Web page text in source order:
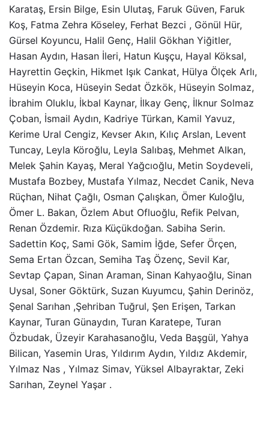
Karataş, Ersin Bilge, Esin Ulutaş, Faruk Güven, Faruk
Koş, Fatma Zehra Köseley, Ferhat Bezci , Gönül Hür,
Gürsel Koyuncu, Halil Genç, Halil Gökhan Yiğitler,
Hasan Aydın, Hasan İleri, Hatun Kuşçu, Hayal Köksal,
Hayrettin Geçkin, Hikmet Işık Cankat, Hülya Ölçek Arlı,
Hüseyin Koca, Hüseyin Sedat Özkök, Hüseyin Solmaz,
İbrahim Oluklu, İkbal Kaynar, İlkay Genç, İlknur Solmaz
Çoban, İsmail Aydın, Kadriye Türkan, Kamil Yavuz,
Kerime Ural Cengiz, Kevser Akın, Kılıç Arslan, Levent
Tuncay, Leyla Köroğlu, Leyla Salıbaş, Mehmet Alkan,
Melek Şahin Kayaş, Meral Yağcıoğlu, Metin Soydeveli,
Mustafa Bozbey, Mustafa Yılmaz, Necdet Canik, Neva
Rüçhan, Nihat Çağlı, Osman Çalışkan, Ömer Kuloğlu,
Ömer L. Bakan, Özlem Abut Ofluoğlu, Refik Pelvan,
Renan Özdemir. Rıza Küçükdoğan. Sabiha Serin.
Sadettin Koç, Sami Gök, Samim İğde, Sefer Örçen,
Sema Ertan Özcan, Semiha Taş Özenç, Sevil Kar,
Sevtap Çapan, Sinan Araman, Sinan Kahyaoğlu, Sinan
Uysal, Soner Göktürk, Suzan Kuyumcu, Şahin Derinöz,
Şenal Sarıhan ,Şehriban Tuğrul, Şen Erişen, Tarkan
Kaynar, Turan Günaydın, Turan Karatepe, Turan
Özbudak, Üzeyir Karahasanoğlu, Veda Başgül, Yahya
Bilican, Yasemin Uras, Yıldırım Aydın, Yıldız Akdemir,
Yılmaz Nas , Yılmaz Simav, Yüksel Albayraktar, Zeki
Sarıhan, Zeynel Yaşar .